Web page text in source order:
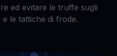
ed evitare le truffe sugli
le tattiche di frode.